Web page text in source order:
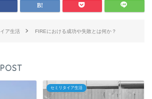
ア生活 FIREにおける成功や失敗とは何か？
セミリタイア生活